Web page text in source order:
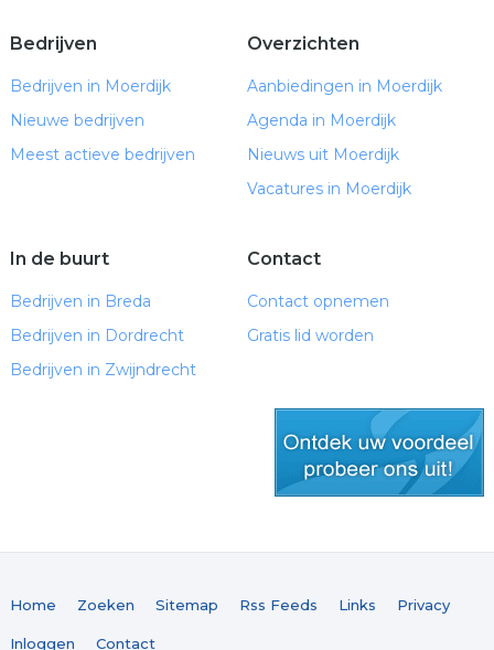
Bedrijven
Bedrijven in Moerdijk
Nieuwe bedrijven
Meest actieve bedrijven
Overzichten
Aanbiedingen in Moerdijk
Agenda in Moerdijk
Nieuws uit Moerdijk
Vacatures in Moerdijk
In de buurt
Bedrijven in Breda
Bedrijven in Dordrecht
Bedrijven in Zwijndrecht
Contact
Contact opnemen
Gratis lid worden
Home Zoeken Sitemap Rss Feeds Links Privacy
Inloggen Contact